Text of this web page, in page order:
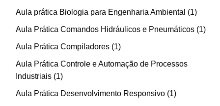
Aula prática Biologia para Engenharia Ambiental 1
Aula Prática Comandos Hidráulicos e Pneumáticos 1
Aula Prática Compiladores 1
Aula Prática Controle e Automação de Processos
Industriais 1
Aula Prática Desenvolvimento Responsivo 1